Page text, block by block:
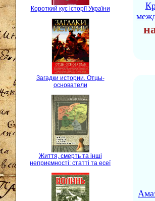
Короткий кус історії України
Загадки истории. Отцы-
основатели
Життя, смерть та інші
неприємності: статті та есеї